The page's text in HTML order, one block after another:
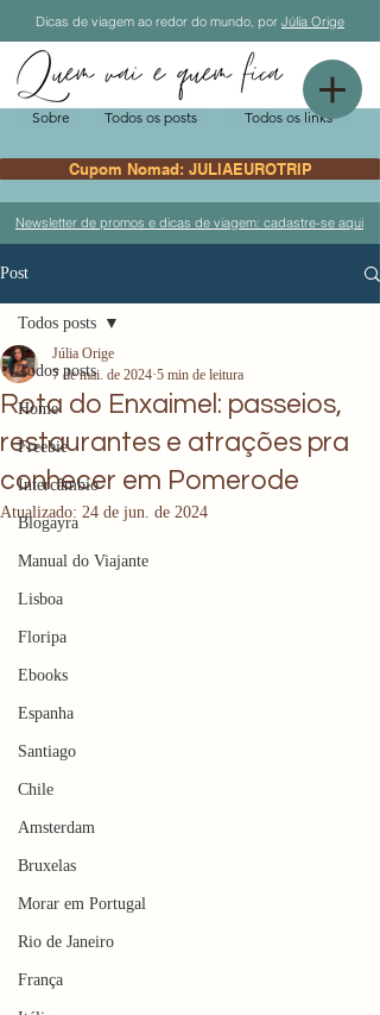
Sobre Todos os posts Todos os links
Cupom Nomad: JULIAEUROTRIP
Dicas de viagem ao redor do mundo, por Júlia Orige
Newsletter de promos e dicas de viagem: cadastre-se aqui
Post
Todos posts
Home
Freebie
Intercâmbio
Blogayra
Manual do Viajante
Lisboa
Floripa
Ebooks
Espanha
Santiago
Chile
Amsterdam
Bruxelas
Morar em Portugal
Rio de Janeiro
França
Todos posts
Rota do Enxaimel: passeios,
restaurantes e atrações pra
conhecer em Pomerode
Júlia Orige
7 de mai. de 2024 5 min de leitura
Atualizado: 24 de jun. de 2024